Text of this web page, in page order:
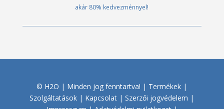
akár 80% kedvezménnyel!
© H2O | Minden jog fenntartva! | Termékek |
Szolgáltatások | Kapcsolat |Szerzői jogvédelem |